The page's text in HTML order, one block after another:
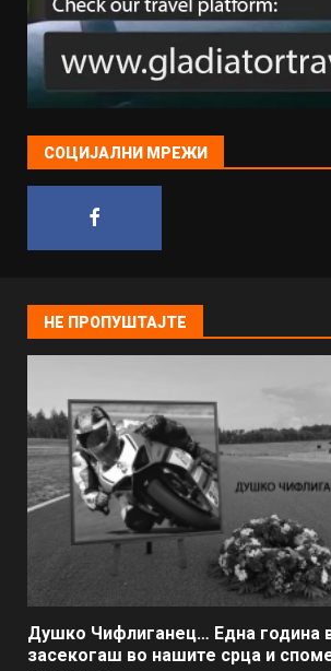
СОЦИЈАЛНИ МРЕЖИ
НЕ ПРОПУШТАЈТЕ
Душко Чифлиганец… Eдна година
засекогаш во нашите срца и